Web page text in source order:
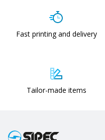
Fast printing and delivery
Tailor-made items